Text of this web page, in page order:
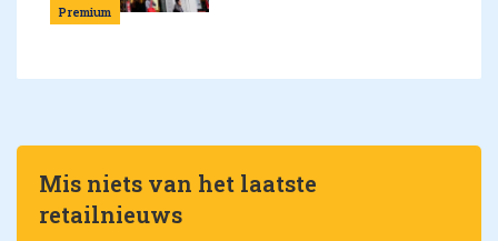
Premium
Mis niets van het laatste
retailnieuws